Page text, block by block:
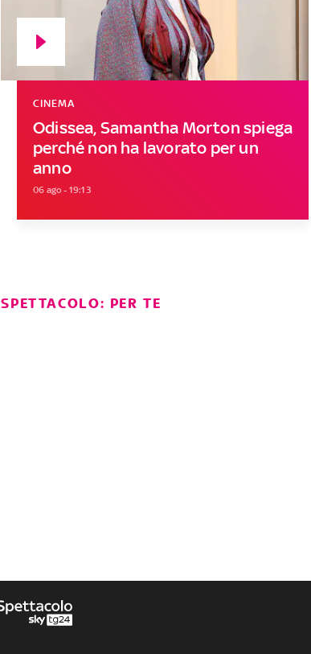
Odissea, Samantha Morton spiega
perché non ha lavorato per un
anno
CINEMA
06 ago - 19:13
SPETTACOLO: PER TE